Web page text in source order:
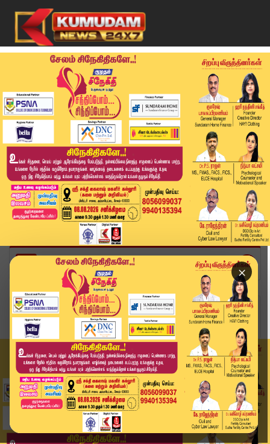
×
Home
வீடியோ ஸ்டோரி
🔴LIVE : தி.மு.க மாவட்ட செயளாலர் கூட்டத்தில் ஸ்...